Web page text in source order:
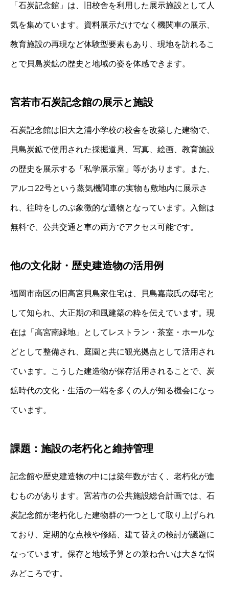
「石炭記念館」は、旧校舎を利用した展示施設として人
気を集めています。資料展示だけでなく機関車の展示、
教育施設の再現など体験型要素もあり、現地を訪れるこ
とで貝島炭鉱の歴史と地域の姿を体感できます。
宮若市石炭記念館の展示と施設
石炭記念館は旧大之浦小学校の校舎を改築した建物で、
貝島炭鉱で使用された採掘道具、写真、絵画、教育施設
の歴史を展示する「私学展示室」等があります。また、
アルコ22号という蒸気機関車の実物も敷地内に展示さ
れ、往時をしのぶ象徴的な遺物となっています。入館は
無料で、公共交通と車の両方でアクセス可能です。
他の文化財・歴史建造物の活用例
福岡市南区の旧高宮貝島家住宅は、貝島嘉蔵氏の邸宅と
して知られ、大正期の和風建築の粋を伝えています。現
在は「高宮南緑地」としてレストラン・茶室・ホールな
どとして整備され、庭園と共に観光拠点として活用され
ています。こうした建造物が保存活用されることで、炭
鉱時代の文化・生活の一端を多くの人が知る機会になっ
ています。
課題：施設の老朽化と維持管理
記念館や歴史建造物の中には築年数が古く、老朽化が進
むものがあります。宮若市の公共施設総合計画では、石
炭記念館が老朽化した建物群の一つとして取り上げられ
ており、定期的な点検や修繕、建て替えの検討が議題に
なっています。保存と地域予算との兼ね合いは大きな悩
みどころです。